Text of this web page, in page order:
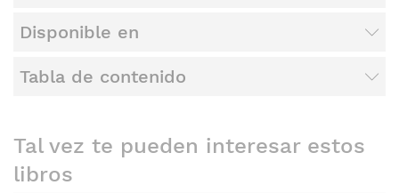
Disponible en
Tabla de contenido
Tal vez te pueden interesar estos
libros